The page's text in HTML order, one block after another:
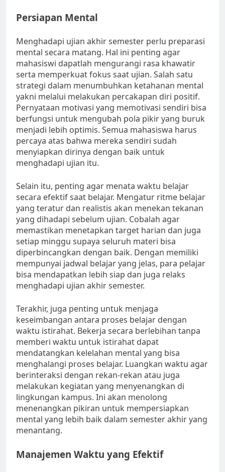
Persiapan Mental
Menghadapi ujian akhir semester perlu preparasi
mental secara matang. Hal ini penting agar
mahasiswi dapatlah mengurangi rasa khawatir
serta memperkuat fokus saat ujian. Salah satu
strategi dalam menumbuhkan ketahanan mental
yakni melalui melakukan percakapan diri positif.
Pernyataan motivasi yang memotivasi sendiri bisa
berfungsi untuk mengubah pola pikir yang buruk
menjadi lebih optimis. Semua mahasiswa harus
percaya atas bahwa mereka sendiri sudah
menyiapkan dirinya dengan baik untuk
menghadapi ujian itu.
Selain itu, penting agar menata waktu belajar
secara efektif saat belajar. Mengatur ritme belajar
yang teratur dan realistis akan menekan tekanan
yang dihadapi sebelum ujian. Cobalah agar
memastikan menetapkan target harian dan juga
setiap minggu supaya seluruh materi bisa
diperbincangkan dengan baik. Dengan memiliki
mempunyai jadwal belajar yang jelas, para pelajar
bisa mendapatkan lebih siap dan juga relaks
menghadapi ujian akhir semester.
Terakhir, juga penting untuk menjaga
keseimbangan antara proses belajar dengan
waktu istirahat. Bekerja secara berlebihan tanpa
memberi waktu untuk istirahat dapat
mendatangkan kelelahan mental yang bisa
menghalangi proses belajar. Luangkan waktu agar
berinteraksi dengan rekan-rekan atau juga
melakukan kegiatan yang menyenangkan di
lingkungan kampus. Ini akan menolong
menenangkan pikiran untuk mempersiapkan
mental yang lebih baik dalam semester akhir yang
menantang.
Manajemen Waktu yang Efektif